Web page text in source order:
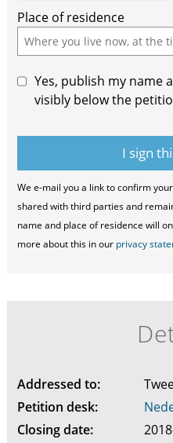
Place of residence
Yes, publish my name
visibly below the
We e-mail you a link to confirm
shared with third parties and
name and place of residence will
more about this in our privacy
Addressed to:
Petition desk:
Closing date: